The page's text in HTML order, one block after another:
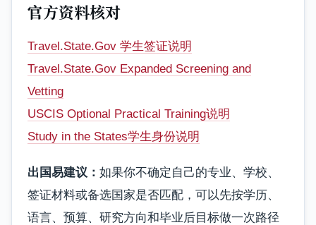
官方资料核对
Travel.State.Gov 学生签证说明
Travel.State.Gov Expanded Screening and
Vetting
USCIS Optional Practical Training说明
Study in the States学生身份说明
出国易建议： 如果你不确定自己的专业、学校、
签证材料或备选国家是否匹配，可以先按学历、
语言、预算、研究方向和毕业后目标做一次路径